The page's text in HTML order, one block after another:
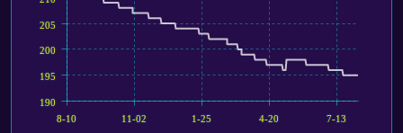
8-10 11-02 1-25 4-20 7-13
190
195
200
205